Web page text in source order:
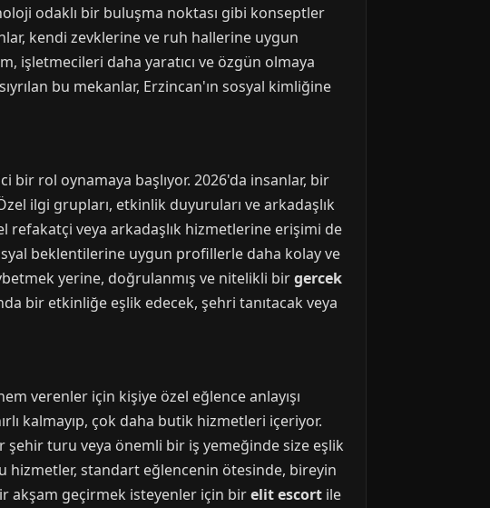
odaklı bir buluşma noktası gibi konseptler
kendi zevklerine ve ruh hallerine uygun
işletmecileri daha yaratıcı ve özgün olmaya
bu mekanlar, Erzincan'ın sosyal kimliğine
bir rol oynamaya başlıyor. 2026'da insanlar, bir
ilgi grupları, etkinlik duyuruları ve arkadaşlık
refakatçi veya arkadaşlık hizmetlerine erişimi de
beklentilerine uygun profillerle daha kolay ve
yerine, doğrulanmış ve nitelikli birgercek
bir etkinliğe eşlik edecek, şehri tanıtacak veya
verenler için kişiye özel eğlence anlayışı
kalmayıp, çok daha butik hizmetleri içeriyor.
turu veya önemli bir iş yemeğinde size eşlik
hizmetler, standart eğlencenin ötesinde, bireyin
akşam geçirmek isteyenler için birelit escort ile